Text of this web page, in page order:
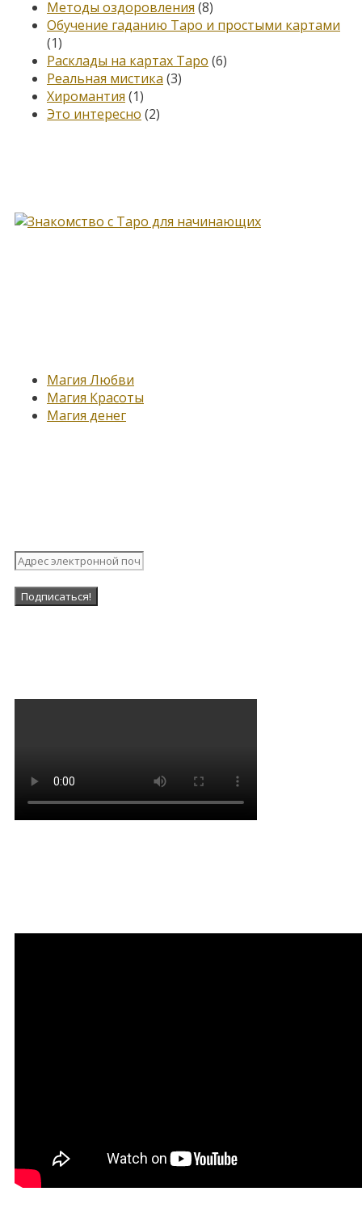
Методы оздоровления (8)
Обучение гаданию Таро и простыми картами
(1)
Расклады на картах Таро (6)
Реальная мистика (3)
Хиромантия (1)
Это интересно (2)
Магия Любви
Магия Красоты
Магия денег